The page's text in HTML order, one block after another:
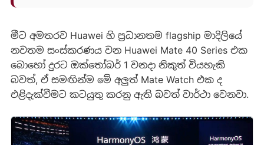
මීට අමතරව Huawei හි ප්‍රධානතම flagship මාදිලියේ
නවතම සංස්කරණය වන Huawei Mate 40 Series එක
බොහෝ දුරට ඔක්තෝබර් 1 වනදා නිකුත් වියහැකි
බවත්, ඒ සමඟින්ම මේ අලුත් Mate Watch එක ද
එළිදැක්වීමට කටයුතු කරනු ඇති බවත් වාර්ථා වෙනවා.